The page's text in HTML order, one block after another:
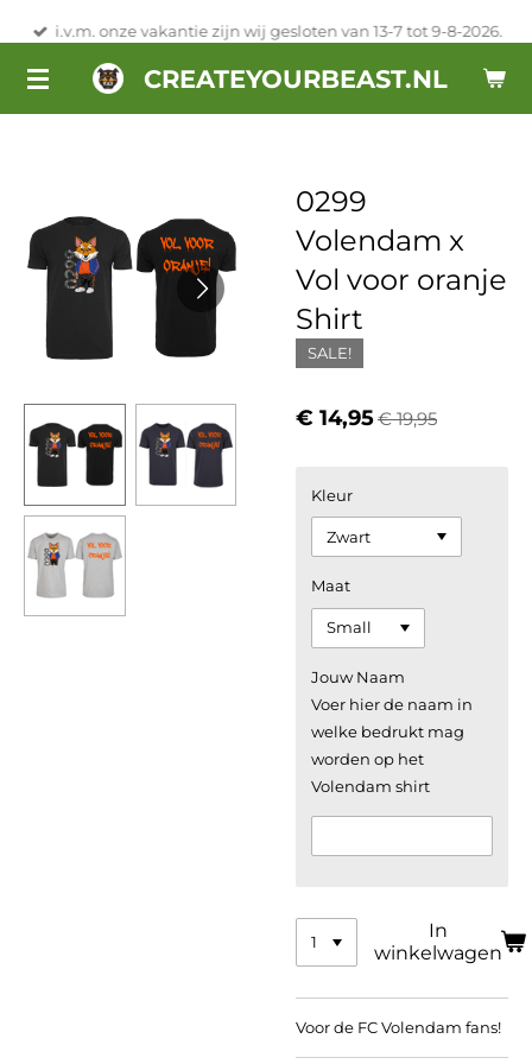
naar
CREATEYOURBEAST.NL
i.v.m. onze vakantie zijn wij gesloten van 13-7 tot 9-8-2026.
0299
Volendam x
Vol voor oranje
Shirt
SALE!
€ 14,95€ 19,95
Kleur
Maat
Jouw Naam
Voer hier de naam in
welke bedrukt mag
worden op het
Volendam shirt
In
winkelwagen
Voor de FC Volendam fans!